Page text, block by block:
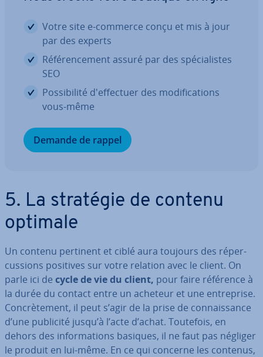
Votre site e-commerce conçu et mis à jour
par des experts
Ré­fé­ren­ce­ment assuré par des spé­cia­listes
SEO
Pos­si­bi­lité d'ef­fec­tuer des mo­di­fi­ca­tions
vous-même
Demande de rappel
5. La stratégie de contenu
optimale
Un contenu pertinent et ciblé aura toujours des ré­per­
cus­sions positives sur votre relation avec le client. On
parle ici de cycle de vie du client, pour faire référence à
la durée du contact entre un acheteur et une en­tre­prise.
Con­crè­te­ment, il peut s’agir de la prise de con­nais­sance
d’une publicité jusqu’à l’acte d’achat. Toutefois, en
dehors des in­for­ma­tions basiques, il ne faut pas négliger
le produit en lui-même. En ce qui concerne les contenus,